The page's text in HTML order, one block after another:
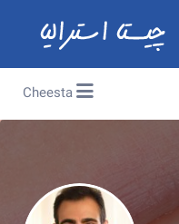
Cheesta